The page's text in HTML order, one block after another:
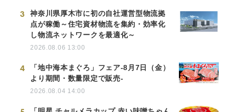
3
神奈川県厚木市に初の自社運営型物流拠
点が稼働～住宅資材物流を集約・効率化
し物流ネットワークを最適化～
2026.08.06 13:00
4
「地中海本まぐろ」フェア-8月7日（金）
より期間・数量限定で販売-
2026.08.04 14:00